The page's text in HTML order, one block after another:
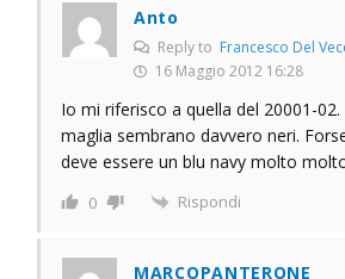
Anto
Reply to Francesco Del
16 Maggio 2012 16:28
Io mi riferisco a quella del 20001-
maglia sembrano davvero neri.
deve essere un blu navy molto
0 Rispondi
MARCOPANTERONE